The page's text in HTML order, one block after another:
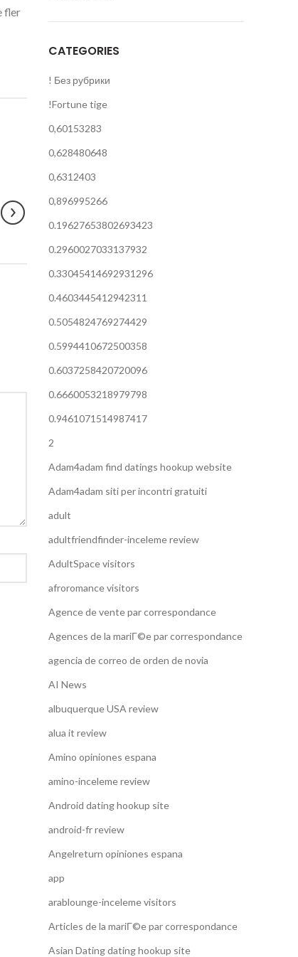
fler
CATEGORIES
! Без рубрики
!Fortune tige
0,60153283
0,628480648
0,6312403
0,896995266
0.19627653802693423
0.2960027033137932
0.33045414692931296
0.4603445412942311
0.5054824769274429
0.5994410672500358
0.6037258420720096
0.6660053218979798
0.9461071514987417
2
Adam4adam find datings hookup website
Adam4adam siti per incontri gratuiti
adult
adultfriendfinder-inceleme review
AdultSpace visitors
afroromance visitors
Agence de vente par correspondance
Agences de la mariГ©e par correspondance
agencia de correo de orden de novia
AI News
albuquerque USA review
alua it review
Amino opiniones espana
amino-inceleme review
Android dating hookup site
android-fr review
Angelreturn opiniones espana
app
arablounge-inceleme visitors
Articles de la mariГ©e par correspondance
Asian Dating dating hookup site